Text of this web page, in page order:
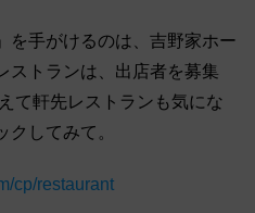
を手がけるのは、吉野家ホー
ストランは、出店者を募集
て軒先レストランも気にな
クしてみて。
cp/restaurant